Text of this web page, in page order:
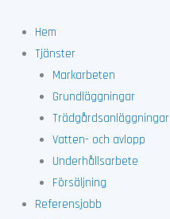
innehåll
Hem
Tjänster
Markarbeten
Grundläggningar
Trädgårdsanläggningar
Vatten- och avlopp
Underhållsarbete
Försäljning
Referensjobb